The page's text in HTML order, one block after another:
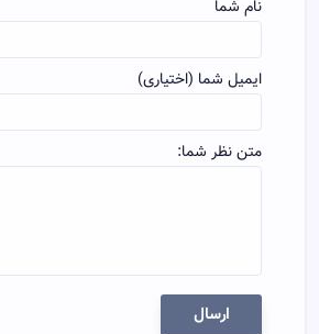
نام شما
ایمیل شما (اختیاری)
متن نظر شما:
ارسال